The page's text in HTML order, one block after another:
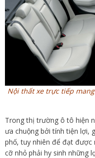
Nội thất xe trực tiếp
Trong thị trường ô tô hiện
ưa chuộng bởi tính tiện lợi,
phố, tuy nhiên để đạt được
cỡ nhỏ phải hy sinh những